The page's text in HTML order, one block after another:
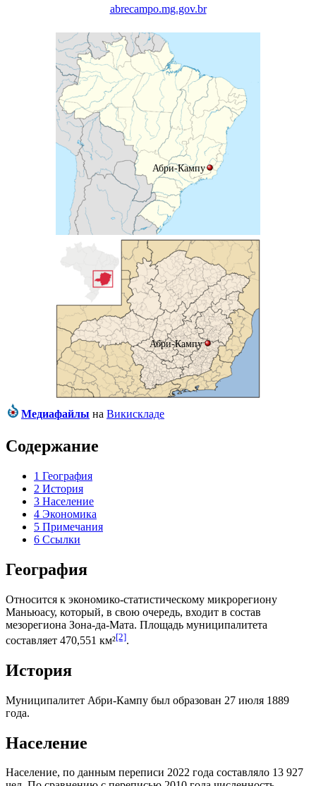
abrecampo.mg.gov.br
Абри-Кампу
Абри-Кампу
Медиафайлы на Викискладе
Содержание
1 География
2 История
3 Население
4 Экономика
5 Примечания
6 Ссылки
География
Относится к экономико-статистическому микрорегиону
Маньюасу, который, в свою очередь, входит в состав
мезорегиона Зона-да-Мата. Площадь муниципалитета
составляет 470,551 км²[2].
История
Муниципалитет Абри-Кампу был образован 27 июля 1889
года.
Население
Население, по данным переписи 2022 года составляло 13 927